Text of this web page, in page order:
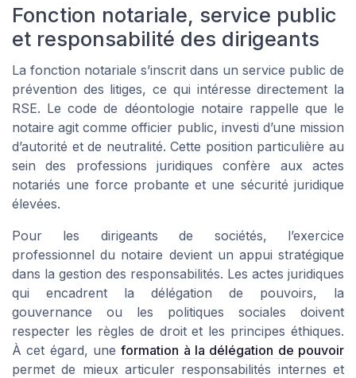
Fonction notariale, service public
et responsabilité des dirigeants
La fonction notariale s’inscrit dans un service public de
prévention des litiges, ce qui intéresse directement la
RSE. Le code de déontologie notaire rappelle que le
notaire agit comme officier public, investi d’une mission
d’autorité et de neutralité. Cette position particulière au
sein des professions juridiques confère aux actes
notariés une force probante et une sécurité juridique
élevées.
Pour les dirigeants de sociétés, l’exercice
professionnel du notaire devient un appui stratégique
dans la gestion des responsabilités. Les actes juridiques
qui encadrent la délégation de pouvoirs, la
gouvernance ou les politiques sociales doivent
respecter les règles de droit et les principes éthiques.
À cet égard, uneformation à la délégation de pouvoir
permet de mieux articuler responsabilités internes et